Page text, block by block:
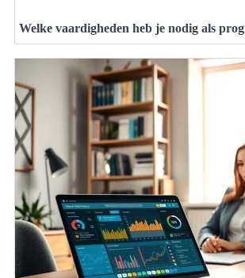
Welke vaardigheden heb je nodig als